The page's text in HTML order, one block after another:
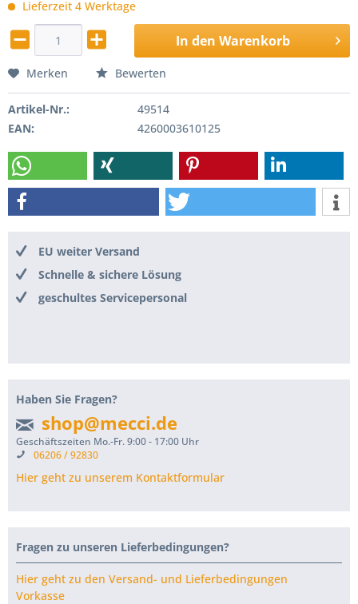
Lieferzeit 4 Werktage
In den Warenkorb
Merken Bewerten
Artikel-Nr.:
49514
EAN:
4260003610125
EU weiter Versand
Schnelle & sichere Lösung
geschultes Servicepersonal
Haben Sie Fragen?
shop@mecci.de
Geschäftszeiten Mo.-Fr. 9:00 - 17:00 Uhr
06206 / 92830
Hier geht zu unserem Kontaktformular
Fragen zu unseren Lieferbedingungen?
Hier geht zu den Versand- und Lieferbedingungen
Vorkasse